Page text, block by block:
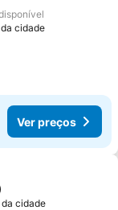
cidade
Ver preços
favoritos
cidade